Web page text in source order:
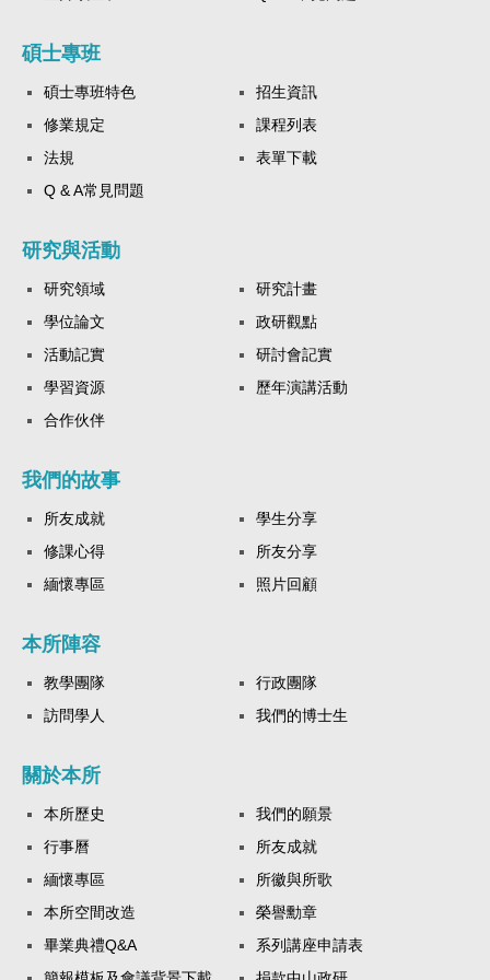
碩士專班
碩士專班特色
招生資訊
修業規定
課程列表
法規
表單下載
Q & A常見問題
研究與活動
研究領域
研究計畫
學位論文
政研觀點
活動記實
研討會記實
學習資源
歷年演講活動
合作伙伴
我們的故事
所友成就
學生分享
修課心得
所友分享
緬懷專區
照片回顧
本所陣容
教學團隊
行政團隊
訪問學人
我們的博士生
關於本所
本所歷史
我們的願景
行事曆
所友成就
緬懷專區
所徽與所歌
本所空間改造
榮譽勳章
畢業典禮Q&A
系列講座申請表